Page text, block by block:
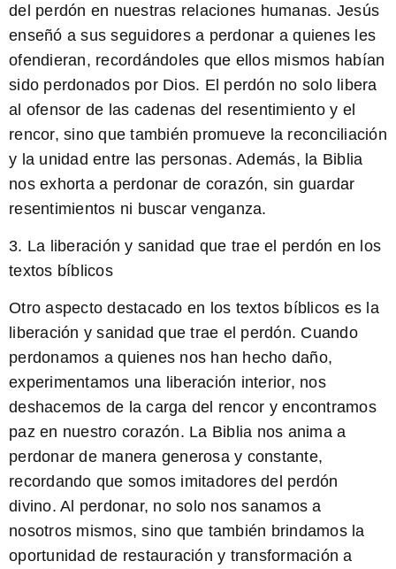
del perdón en nuestras relaciones humanas. Jesús
enseñó a sus seguidores a perdonar a quienes les
ofendieran, recordándoles que ellos mismos habían
sido perdonados por Dios. El perdón no solo libera
al ofensor de las cadenas del resentimiento y el
rencor, sino que también promueve la reconciliación
y la unidad entre las personas. Además, la Biblia
nos exhorta a perdonar de corazón, sin guardar
resentimientos ni buscar venganza.
3. La liberación y sanidad que trae el perdón en los
textos bíblicos
Otro aspecto destacado en los textos bíblicos es la
liberación y sanidad que trae el perdón. Cuando
perdonamos a quienes nos han hecho daño,
experimentamos una liberación interior, nos
deshacemos de la carga del rencor y encontramos
paz en nuestro corazón. La Biblia nos anima a
perdonar de manera generosa y constante,
recordando que somos imitadores del perdón
divino. Al perdonar, no solo nos sanamos a
nosotros mismos, sino que también brindamos la
oportunidad de restauración y transformación a